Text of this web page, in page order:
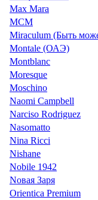
Max Mara
MCM
Miraculum (Быть
Montale (ОАЭ)
Montblanc
Moresque
Moschino
Naomi Campbell
Narciso Rodriguez
Nasomatto
Nina Ricci
Nishane
Nobile 1942
Nовая Заря
Orientica Premium